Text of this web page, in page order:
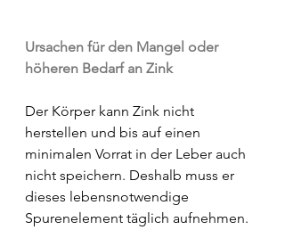
Ursachen für den Mangel oder
höheren Bedarf an Zink
Der Körper kann Zink nicht
herstellen und bis auf einen
minimalen Vorrat in der Leber auch
nicht speichern. Deshalb muss er
dieses lebensnotwendige
Spurenelement täglich aufnehmen.